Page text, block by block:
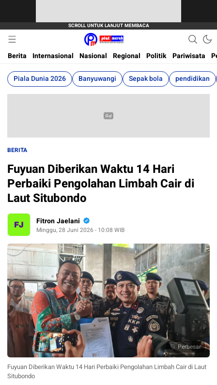
Plat Merah
Berita Terkini, Akurat, Terpercaya Dan Cepat
Berita
Internasional Nasional Regional Politik Pariwisata
Piala Dunia 2026 Banyuwangi Sepak bola pendidikan
BERITA
Fuyuan Diberikan Waktu 14 Hari
Perbaiki Pengolahan Limbah Cair di
Laut Situbondo
Fitron Jaelani
Minggu, 28 Juni 2026 - 10:08 WIB
Perbesar
Fuyuan Diberikan Waktu 14 Hari Perbaiki Pengolahan Limbah Cair di Laut
Situbondo